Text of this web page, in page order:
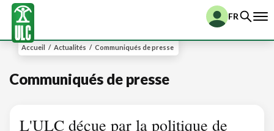
FR
Accueil / Actualités / Communiqués de presse
Communiqués de presse
L'ULC déçue par la politique de